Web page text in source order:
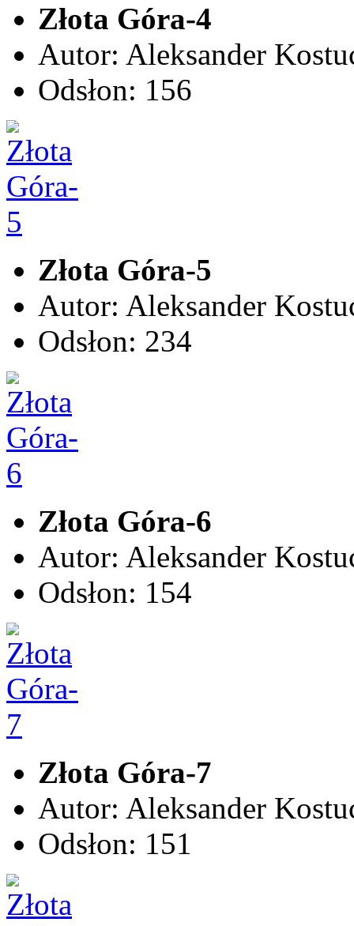
Złota Góra-4
Autor: Aleksander
Odsłon: 156
Złota Góra-5
Autor: Aleksander
Odsłon: 234
Złota Góra-6
Autor: Aleksander
Odsłon: 154
Złota Góra-7
Autor: Aleksander
Odsłon: 151